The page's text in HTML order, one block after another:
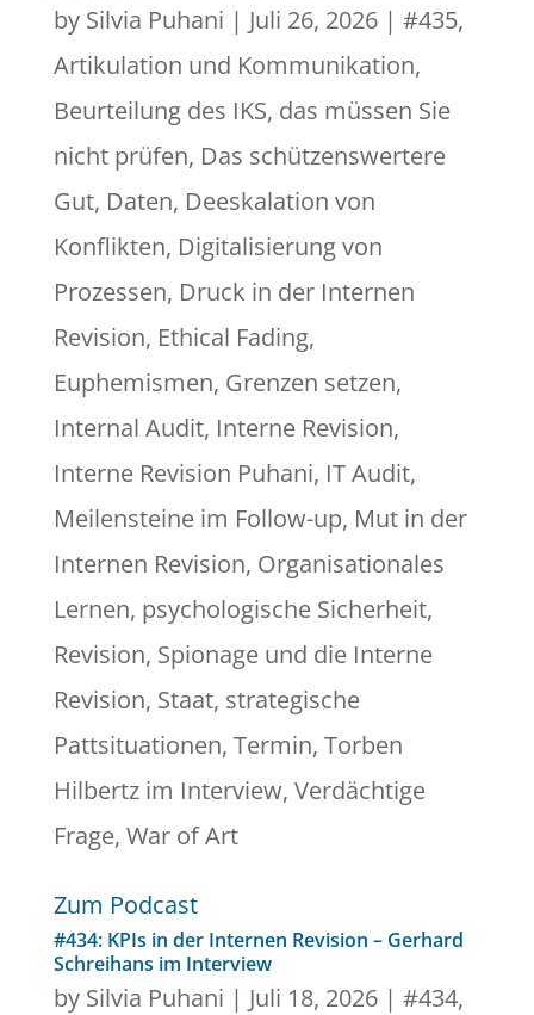
by Silvia Puhani | Juli 26, 2026| #435,
Artikulation und Kommunikation,
Beurteilung des IKS, das müssen Sie
nicht prüfen, Das schützenswertere
Gut, Daten, Deeskalation von
Konflikten, Digitalisierung von
Prozessen, Druck in der Internen
Revision, Ethical Fading,
Euphemismen, Grenzen setzen,
Internal Audit, Interne Revision,
Interne Revision Puhani, IT Audit,
Meilensteine im Follow-up, Mut in der
Internen Revision, Organisationales
Lernen, psychologische Sicherheit,
Revision, Spionage und die Interne
Revision, Staat, strategische
Pattsituationen, Termin, Torben
Hilbertz im Interview, Verdächtige
Frage, War of Art
Zum Podcast
#434: KPIs in der Internen Revision – Gerhard
Schreihans im Interview
by Silvia Puhani | Juli 18, 2026| #434,